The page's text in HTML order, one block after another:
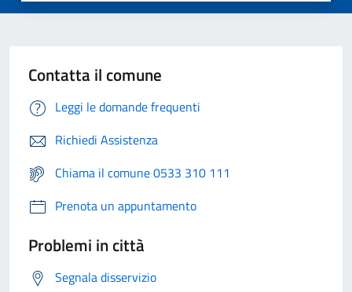
Contatta il comune
Leggi le domande frequenti
Richiedi Assistenza
Chiama il comune 0533 310 111
Prenota un appuntamento
Problemi in città
Segnala disservizio